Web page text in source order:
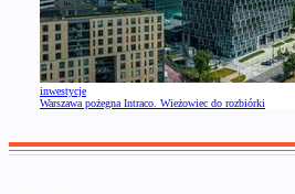
inwestycje
Warszawa pożegna Intraco. Wieżowiec do rozbiórki